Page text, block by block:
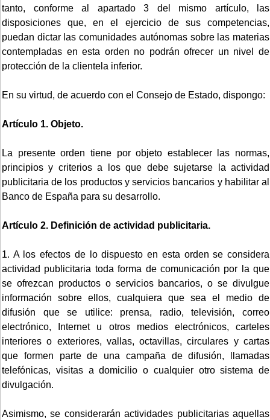
tanto, conforme al apartado 3 del mismo artículo, las
disposiciones que, en el ejercicio de sus competencias,
puedan dictar las comunidades autónomas sobre las materias
contempladas en esta orden no podrán ofrecer un nivel de
protección de la clientela inferior.
En su virtud, de acuerdo con el Consejo de Estado, dispongo:
Artículo 1. Objeto.
La presente orden tiene por objeto establecer las normas,
principios y criterios a los que debe sujetarse la actividad
publicitaria de los productos y servicios bancarios y habilitar al
Banco de España para su desarrollo.
Artículo 2. Definición de actividad publicitaria.
1. A los efectos de lo dispuesto en esta orden se considera
actividad publicitaria toda forma de comunicación por la que
se ofrezcan productos o servicios bancarios, o se divulgue
información sobre ellos, cualquiera que sea el medio de
difusión que se utilice: prensa, radio, televisión, correo
electrónico, Internet u otros medios electrónicos, carteles
interiores o exteriores, vallas, octavillas, circulares y cartas
que formen parte de una campaña de difusión, llamadas
telefónicas, visitas a domicilio o cualquier otro sistema de
divulgación.
Asimismo, se considerarán actividades publicitarias aquellas